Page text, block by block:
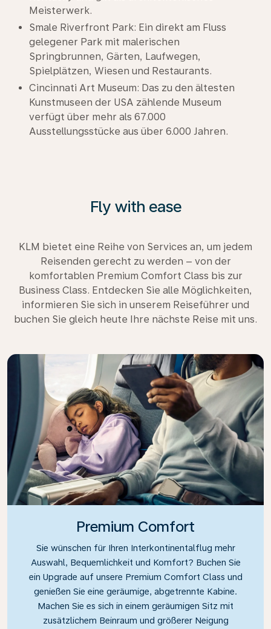
Meisterwerk.
Smale Riverfront Park: Ein direkt am Fluss
gelegener Park mit malerischen
Springbrunnen, Gärten, Laufwegen,
Spielplätzen, Wiesen und Restaurants.
Cincinnati Art Museum: Das zu den ältesten
Kunstmuseen der USA zählende Museum
verfügt über mehr als 67.000
Ausstellungsstücke aus über 6.000 Jahren.
Fly with ease
KLM bietet eine Reihe von Services an, um jedem
Reisenden gerecht zu werden – von der
komfortablen Premium Comfort Class bis zur
Business Class. Entdecken Sie alle Möglichkeiten,
informieren Sie sich in unserem Reiseführer und
buchen Sie gleich heute Ihre nächste Reise mit uns.
Premium Comfort
Sie wünschen für Ihren Interkontinentalflug mehr
Auswahl, Bequemlichkeit und Komfort? Buchen Sie
ein Upgrade auf unsere Premium Comfort Class und
genießen Sie eine geräumige, abgetrennte Kabine.
Machen Sie es sich in einem geräumigen Sitz mit
zusätzlichem Beinraum und größerer Neigung